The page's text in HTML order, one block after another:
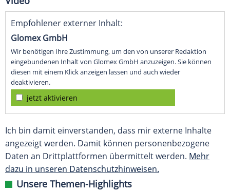
Empfohlener externer Inhalt:
Glomex GmbH
Wir benötigen Ihre Zustimmung, um den von unserer Redaktion
eingebundenen Inhalt von Glomex GmbH anzuzeigen. Sie können
diesen mit einem Klick anzeigen lassen und auch wieder
deaktivieren.
jetzt aktivieren
Ich bin damit einverstanden, dass mir externe Inhalte
angezeigt werden. Damit können personenbezogene
Daten an Drittplattformen übermittelt werden. Mehr
dazu in unseren Datenschutzhinweisen.
Unsere Themen-Highlights